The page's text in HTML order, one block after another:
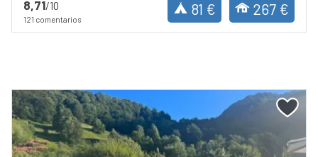
8,71/10
121 comentarios
81 € 267 €